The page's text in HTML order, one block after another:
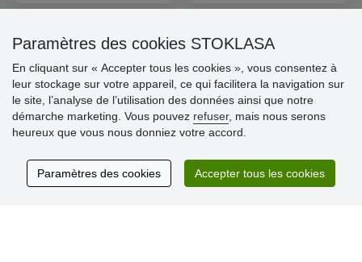
Informations importantes
» Paramètres des cookies
» Conditions générales
» Livraison et paiement
» Règles de confidentialité
» Plaintes
» Programme de fidélité numéro d´ID/SIREN/SIRET
Paramètres des cookies STOKLASA
En cliquant sur « Accepter tous les cookies », vous consentez à
leur stockage sur votre appareil, ce qui facilitera la navigation sur
le site, l’analyse de l’utilisation des données ainsi que notre
démarche marketing. Vous pouvez refuser, mais nous serons
heureux que vous nous donniez votre accord.
Paramètres des cookies Accepter tous les cookies